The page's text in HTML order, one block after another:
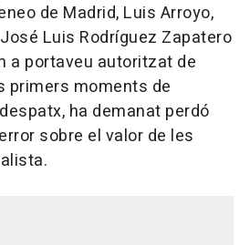
de Madrid, Luis Arroyo,
Luis Rodríguez Zapatero
a portaveu autoritzat de
primers moments de
ha demanat perdó
sobre el valor de les